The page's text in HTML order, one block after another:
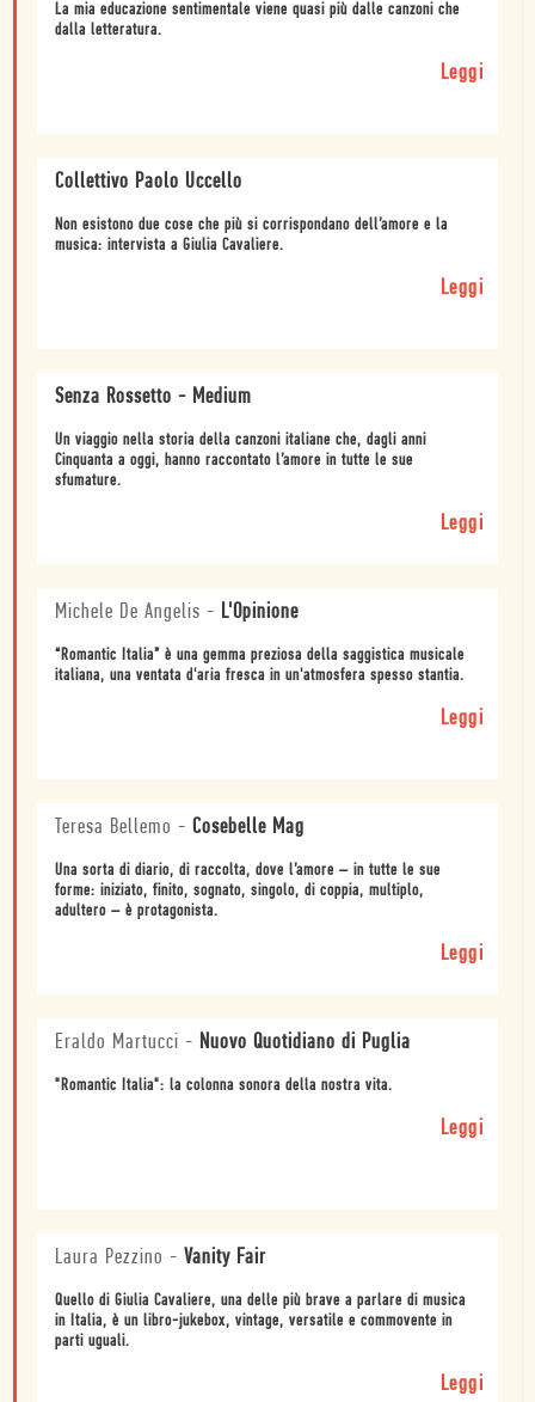
La mia educazione sentimentale viene quasi più dalle canzoni che
dalla letteratura.
Leggi
Collettivo Paolo Uccello
Non esistono due cose che più si corrispondano dell’amore e la
musica: intervista a Giulia Cavaliere.
Leggi
Senza Rossetto - Medium
Un viaggio nella storia della canzoni italiane che, dagli anni
Cinquanta a oggi, hanno raccontato l’amore in tutte le sue
sfumature.
Leggi
Michele De Angelis - L'Opinione
“Romantic Italia” è una gemma preziosa della saggistica musicale
italiana, una ventata d'aria fresca in un'atmosfera spesso stantia.
Leggi
Teresa Bellemo - Cosebelle Mag
Una sorta di diario, di raccolta, dove l’amore – in tutte le sue
forme: iniziato, finito, sognato, singolo, di coppia, multiplo,
adultero – è protagonista.
Leggi
Eraldo Martucci - Nuovo Quotidiano di Puglia
"Romantic Italia": la colonna sonora della nostra vita.
Leggi
Laura Pezzino - Vanity Fair
Quello di Giulia Cavaliere, una delle più brave a parlare di musica
in Italia, è un libro-jukebox, vintage, versatile e commovente in
parti uguali.
Leggi